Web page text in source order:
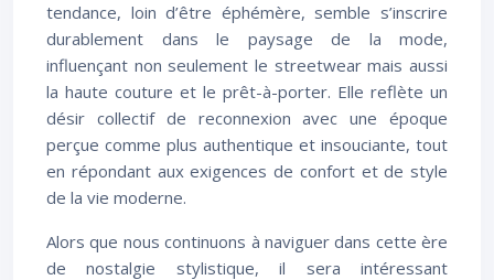
tendance, loin d’être éphémère, semble s’inscrire
durablement dans le paysage de la mode,
influençant non seulement le streetwear mais aussi
la haute couture et le prêt-à-porter. Elle reflète un
désir collectif de reconnexion avec une époque
perçue comme plus authentique et insouciante, tout
en répondant aux exigences de confort et de style
de la vie moderne.
Alors que nous continuons à naviguer dans cette ère
de nostalgie stylistique, il sera intéressant